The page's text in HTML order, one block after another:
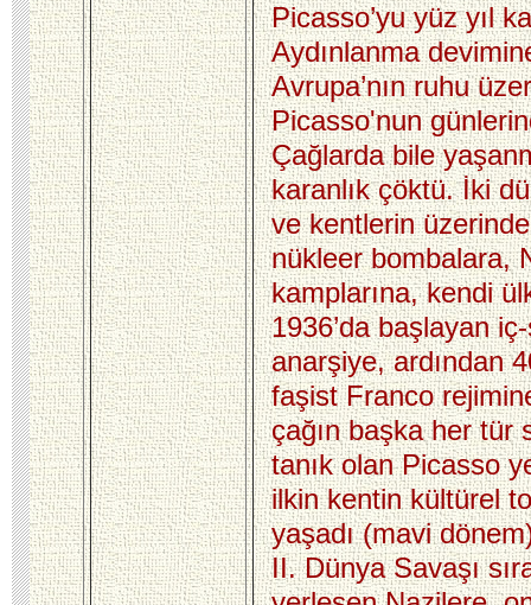
Picasso’yu yüz yıl
Aydınlanma
Avrupa’nın ruhu
Picasso'nun
Çağlarda bile
karanlık çöktü. İki
ve kentlerin
nükleer bombalara,
kamplarına, kendi
1936’da başlayan
anarşiye, ardından
faşist Franco
çağın başka her tür
tanık olan Picasso
ilkin kentin kültürel
yaşadı (mavi
II. Dünya Savaşı